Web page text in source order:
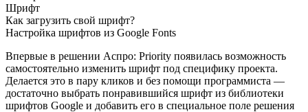
Шрифт
Как загрузить свой шрифт?
Настройка шрифтов из Google Fonts
Впервые в решении Аспро: Priority появилась возможность
самостоятельно изменить шрифт под специфику проекта.
Делается это в пару кликов и без помощи программиста —
достаточно выбрать понравившийся шрифт из библиотеки
шрифтов Google и добавить его в специальное поле решения